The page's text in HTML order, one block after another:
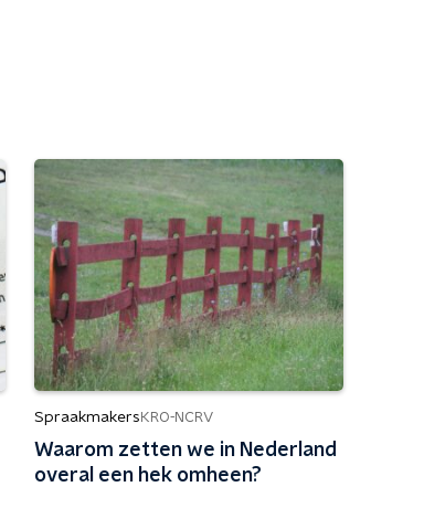
Spraakmakers KRO-NCRV
Waarom zetten we in Nederland
overal een hek omheen?